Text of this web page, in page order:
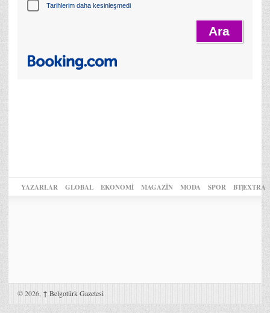
Tarihlerim daha kesinleşmedi
YAZARLAR GLOBAL EKONOMİ MAGAZİN MODA SPOR BT|EXTRA
© 2026, ↑ Belgotürk Gazetesi